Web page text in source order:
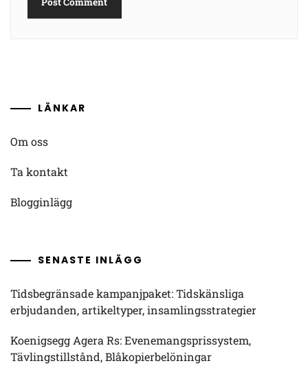
LÄNKAR
Om oss
Ta kontakt
Blogginlägg
SENASTE INLÄGG
Tidsbegränsade kampanjpaket: Tidskänsliga
erbjudanden, artikeltyper, insamlingsstrategier
Koenigsegg Agera Rs: Evenemangsprissystem,
Tävlingstillstånd, Blåkopierbelöningar